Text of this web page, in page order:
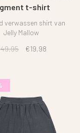
t-shirt
verwassen shirt van
Jelly Mallow
€19,98